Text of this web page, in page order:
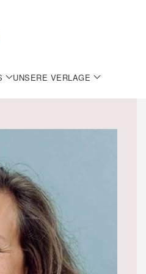
UNSERE VERLAGE